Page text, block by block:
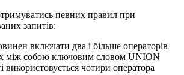
певних правил при
запитів:
включати два і більше операторів
між собою ключовим словом UNION
використовується чотири оператора